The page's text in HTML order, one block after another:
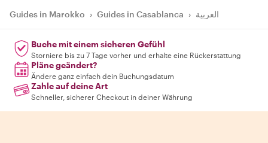
Guides in Marokko › Guides in Casablanca › العربية
Buche mit einem sicheren Gefühl
Storniere bis zu 7 Tage vorher und erhalte eine Rückerstattung
Pläne geändert?
Ändere ganz einfach dein Buchungsdatum
Zahle auf deine Art
Schneller, sicherer Checkout in deiner Währung